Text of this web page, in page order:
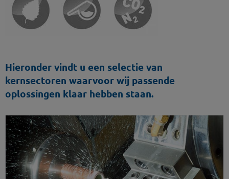
Hieronder vindt u een selectie van
kernsectoren waarvoor wij passende
oplossingen klaar hebben staan.